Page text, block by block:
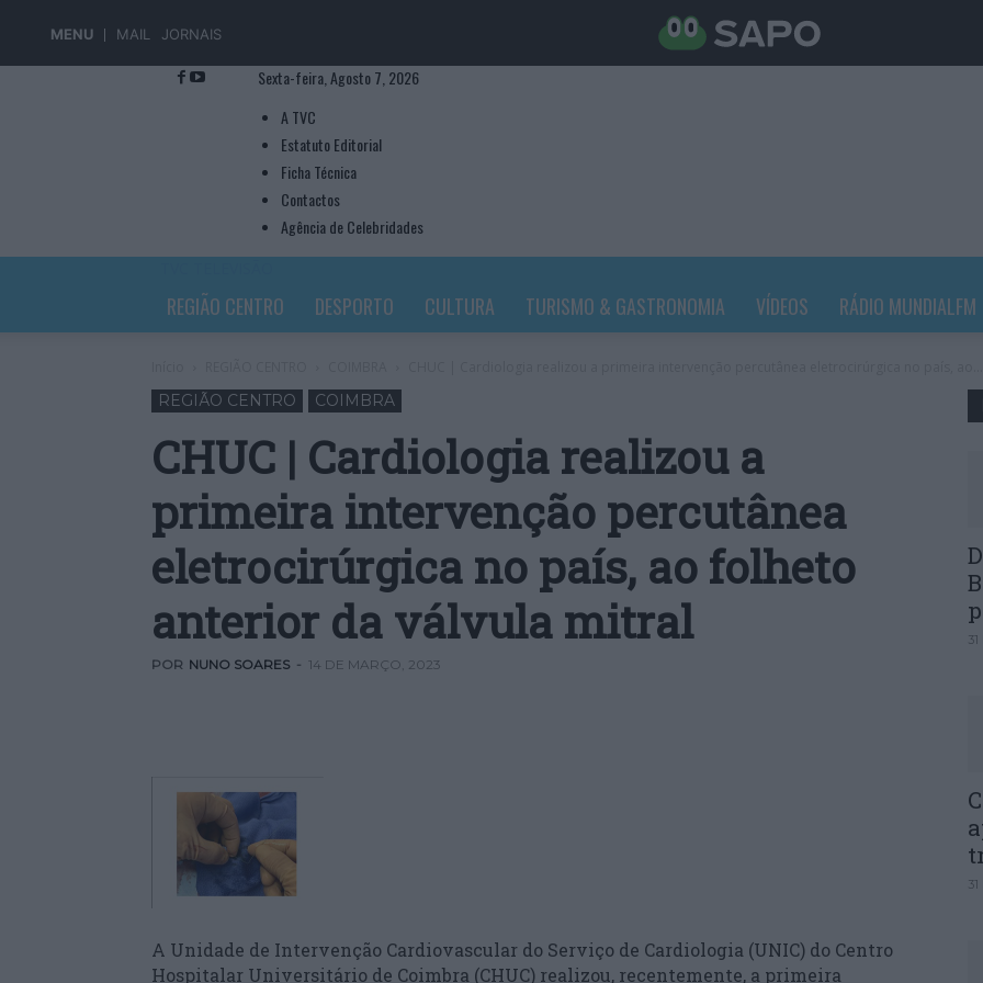
MENU MAIL JORNAIS
Sexta-feira, Agosto 7, 2026
A TVC
Estatuto Editorial
Ficha Técnica
Contactos
Agência de Celebridades
REGIÃO CENTRO DESPORTO CULTURA TURISMO & GASTRONOMIA VÍDEOS RÁDIO MUNDIALFM
REGIÃO CENTRO COIMBRA
CHUC | Cardiologia realizou a
primeira intervenção percutânea
eletrocirúrgica no país, ao folheto
anterior da válvula mitral
POR NUNO SOARES - 14 DE MARÇO, 2023
A Unidade de Intervenção Cardiovascular do Serviço de Cardiologia (UNIC) do Centro
Hospitalar Universitário de Coimbra (CHUC) realizou, recentemente, a primeira